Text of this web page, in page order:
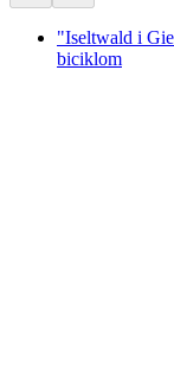
"Iseltwald i
biciklom